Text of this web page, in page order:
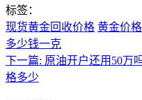
标签：
现货黄金回收价格 黄金价
多少钱一克
下一篇: 原油开户还用50万
格多少